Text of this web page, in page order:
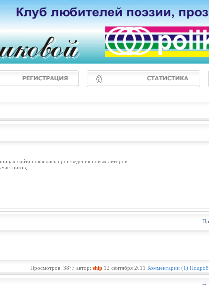
сайта появились произведения новых авторов.
Просмотров: 3877 автор: ship12 сентября 2011 Комментарии (1)